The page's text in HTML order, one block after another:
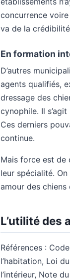
concurrence
va de la
En formation
D’autres
agents qualifiés,
dressage des
cynophile. Il
Ces derniers
continue.
Mais force est de
leur spécialité.
amour des chiens
L’utilité des
Références :
l’habitation, Loi
l’intérieur, Note